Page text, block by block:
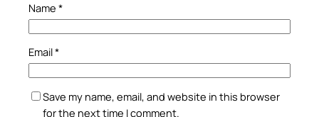
Name *
Email*
Save my name, email, and website in this browser
for the next time I comment.